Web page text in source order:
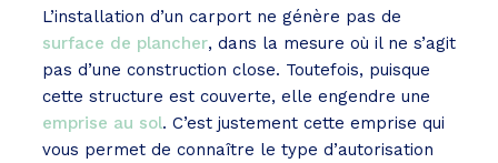
L’installation d’un carport ne génère pas de
surface de plancher, dans la mesure où il ne s’agit
pas d’une construction close. Toutefois, puisque
cette structure est couverte, elle engendre une
emprise au sol. C’est justement cette emprise qui
vous permet de connaître le type d’autorisation